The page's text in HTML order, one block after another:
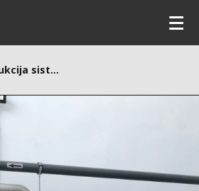
Rekonstrukcija sistema hemijske pripreme vode u Šećerani Crvenka